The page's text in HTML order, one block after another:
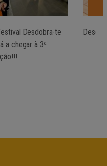
Desdobra-te
a chegar à 3ª